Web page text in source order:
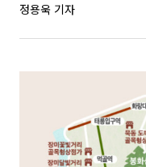
정용욱 기자